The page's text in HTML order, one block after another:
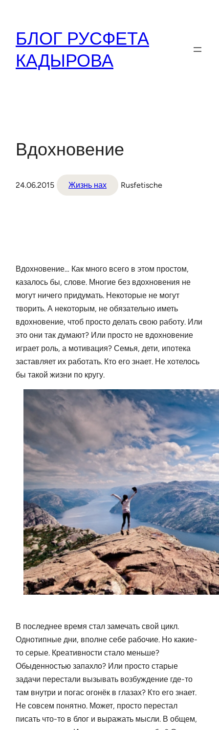
содержимому
БЛОГ РУСФЕТА
КАДЫРОВА
Вдохновение
24.06.2015 Жизнь нах Rusfetische
Вдохновение… Как много всего в этом простом,
казалось бы, слове. Многие без вдохновения не
могут ничего придумать. Некоторые не могут
творить. А некоторым, не обязательно иметь
вдохновение, чтоб просто делать свою работу. Или
это они так думают? Или просто не вдохновение
играет роль, а мотивация? Семья, дети, ипотека
заставляет их работать. Кто его знает. Не хотелось
бы такой жизни по кругу.
В последнее время стал замечать свой цикл.
Однотипные дни, вполне себе рабочие. Но какие-
то серые. Креативности стало меньше?
Обыденностью запахло? Или просто старые
задачи перестали вызывать возбуждение где-то
там внутри и погас огонёк в глазах? Кто его знает.
Не совсем понятно. Может, просто перестал
писать что-то в блог и выражать мысли. В общем,